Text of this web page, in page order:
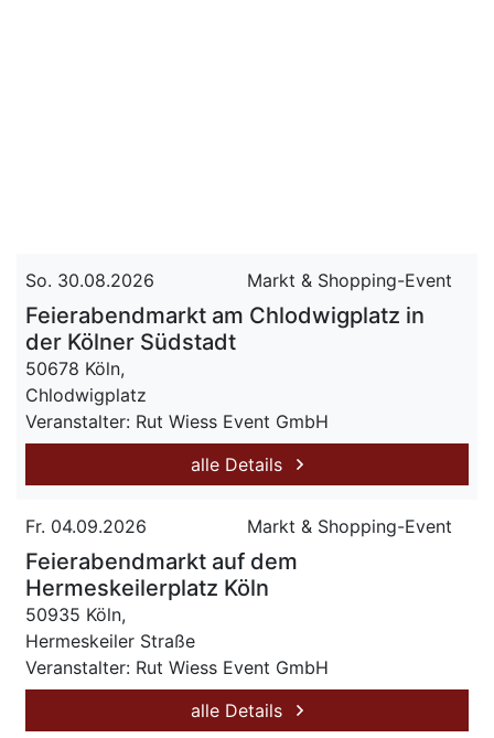
So. 30.08.2026 Markt & Shopping-Event
Feierabendmarkt am Chlodwigplatz in
der Kölner Südstadt
50678 Köln,
Chlodwigplatz
Veranstalter: Rut Wiess Event GmbH
alle Details
Fr. 04.09.2026 Markt & Shopping-Event
Feierabendmarkt auf dem
Hermeskeilerplatz Köln
50935 Köln,
Hermeskeiler Straße
Veranstalter: Rut Wiess Event GmbH
alle Details